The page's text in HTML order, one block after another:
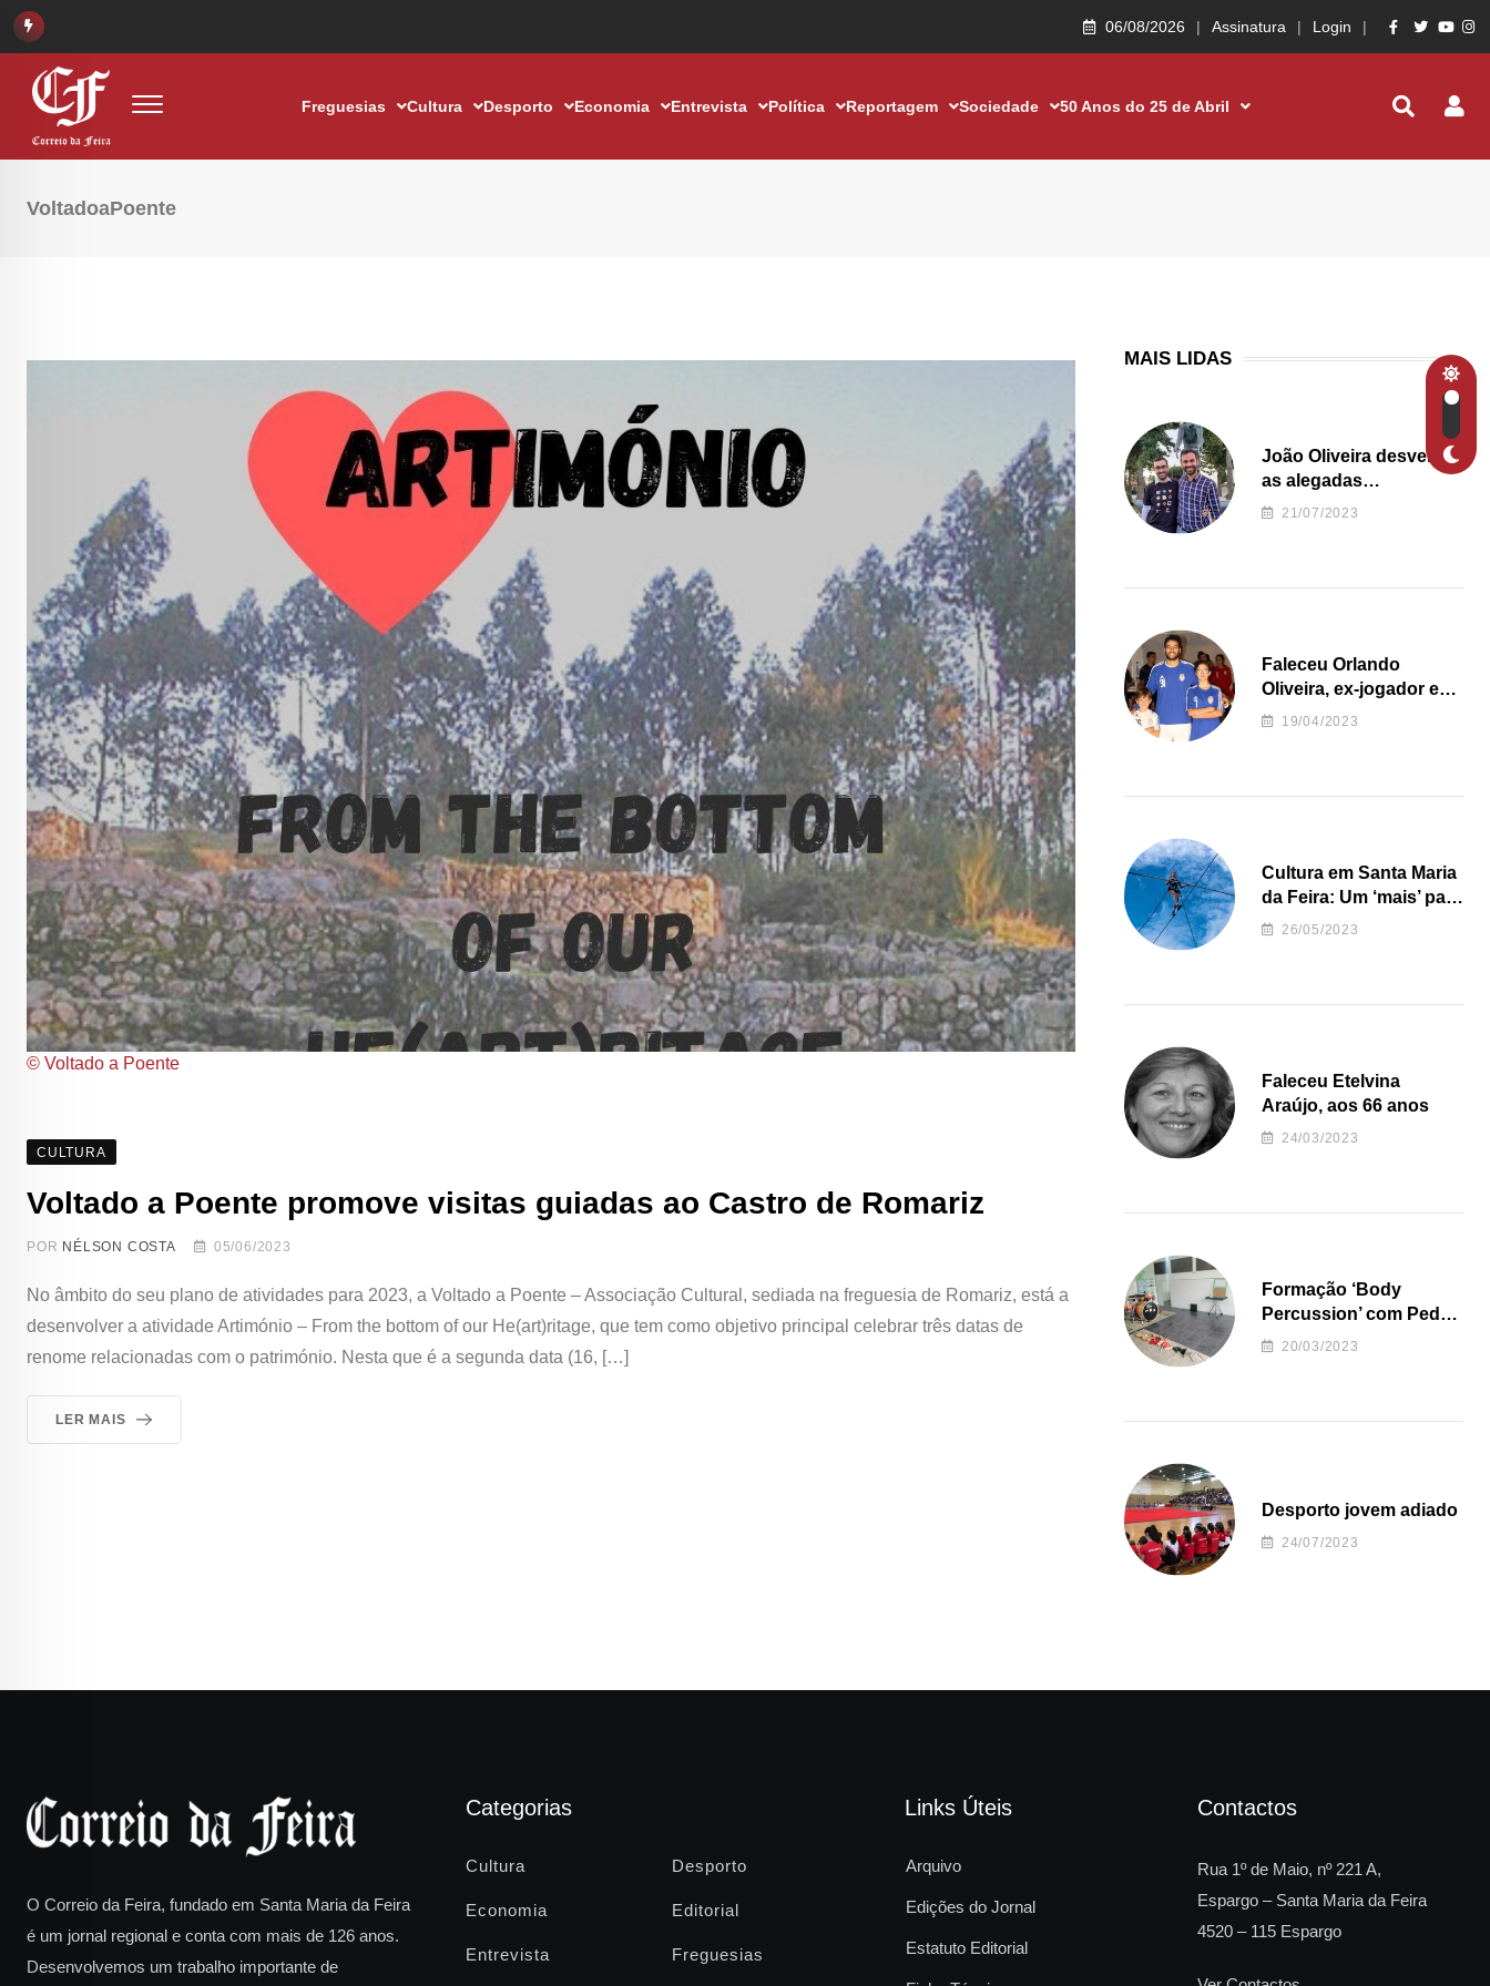
06/08/2026 Assinatura Login
Freguesias Cultura Desporto Economia Entrevista Política Reportagem Sociedade 50 Anos do 25 de Abril
VoltadoaPoente
© Voltado a Poente
CULTURA
Voltado a Poente promove visitas guiadas ao Castro de Romariz
POR NÉLSON COSTA 05/06/2023
No âmbito do seu plano de atividades para 2023, a Voltado a Poente – Associação Cultural, sediada na freguesia de Romariz, está a
desenvolver a atividade Artimónio – From the bottom of our He(art)ritage, que tem como objetivo principal celebrar três datas de
renome relacionadas com o património. Nesta que é a segunda data (16, […]
LER MAIS
MAIS LIDAS
João Oliveira desvenda
as alegadas
irregularidades da
21/07/2023
Faleceu Orlando
Oliveira, ex-jogador e
treinador da formação
19/04/2023
Cultura em Santa Maria
da Feira: Um ‘mais’ para
o Concelho
26/05/2023
Faleceu Etelvina
Araújo, aos 66 anos
24/03/2023
Formação ‘Body
Percussion’ com Pedro
Almeida
20/03/2023
Desporto jovem adiado
24/07/2023
O Correio da Feira, fundado em Santa Maria da Feira
é um jornal regional e conta com mais de 126 anos.
Desenvolvemos um trabalho importante de
Categorias
Cultura Desporto
Economia Editorial
Entrevista Freguesias
Links Úteis
Arquivo
Edições do Jornal
Estatuto Editorial
Contactos
Rua 1º de Maio, nº 221 A,
Espargo – Santa Maria da Feira
4520 – 115 Espargo